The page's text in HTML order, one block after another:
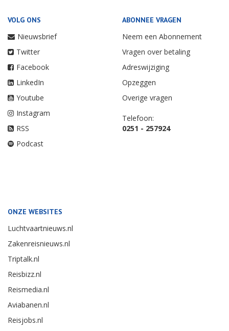
VOLG ONS
Nieuwsbrief
Twitter
Facebook
LinkedIn
Youtube
Instagram
RSS
Podcast
ABONNEE VRAGEN
Neem een Abonnement
Vragen over betaling
Adreswijziging
Opzeggen
Overige vragen
Telefoon:
0251 - 257924
ONZE WEBSITES
Luchtvaartnieuws.nl
Zakenreisnieuws.nl
Triptalk.nl
Reisbizz.nl
Reismedia.nl
Aviabanen.nl
Reisjobs.nl